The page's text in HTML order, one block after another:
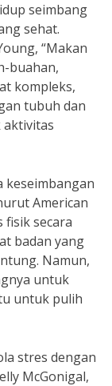
seimbang
sehat.
“Makan
buahan,
kompleks,
tubuh dan
aktivitas
keseimbangan
American
fisik secara
badan yang
Namun,
untuk
untuk pulih
stres dengan
McGonigal,